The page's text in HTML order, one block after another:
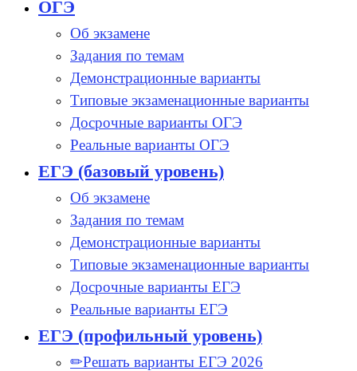
ОГЭ
Об экзамене
Задания по темам
Демонстрационные варианты
Типовые экзаменационные варианты
Досрочные варианты ОГЭ
Реальные варианты ОГЭ
ЕГЭ (базовый уровень)
Об экзамене
Задания по темам
Демонстрационные варианты
Типовые экзаменационные варианты
Досрочные варианты ЕГЭ
Реальные варианты ЕГЭ
ЕГЭ (профильный уровень)
✏Решать варианты ЕГЭ 2026